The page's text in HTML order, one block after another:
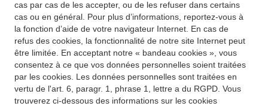
cas par cas de les accepter, ou de les refuser dans certains
cas ou en général. Pour plus d’informations, reportez-vous à
la fonction d’aide de votre navigateur Internet. En cas de
refus des cookies, la fonctionnalité de notre site Internet peut
être limitée. En acceptant notre « bandeau cookies », vous
consentez à ce que vos données personnelles soient traitées
par les cookies. Les données personnelles sont traitées en
vertu de l'art. 6, paragr. 1, phrase 1, lettre a du RGPD. Vous
trouverez ci-dessous des informations sur les cookies